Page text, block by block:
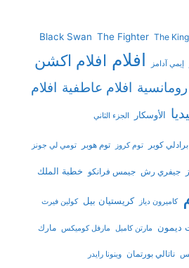
Black Swan The Fighter The
إيمي آدامز افلام افلام اكشن
رومانسية افلام عاطفية افلام
الأوسكار الجزء الثاني
برادلي كوبر توم كروز توم هوبر تومي لي جونز
جيفري رش جيمس فرانكو خطبة الملك
كاميرون دياز كريستيان بيل كولين فيرث
ديمون مارتن كامبل مارفل كوميكس مارك
ناتالي بورتمان وينونا رايدر